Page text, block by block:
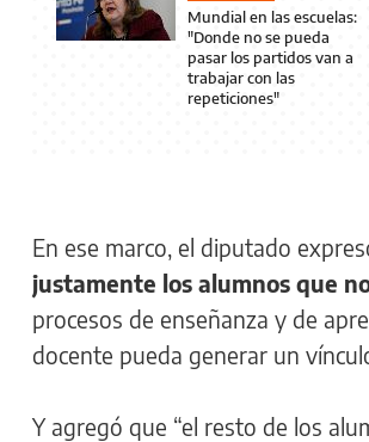
Mundial en las escuelas:
"Donde no se pueda
pasar los partidos van a
trabajar con las
repeticiones"
En ese marco, el diputado
justamente los alumnos que
procesos de enseñanza y de
docente pueda generar un
Y agregó que “el resto de los